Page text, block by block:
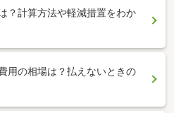
？計算方法や軽減措置をわか
用の相場は？払えないときの